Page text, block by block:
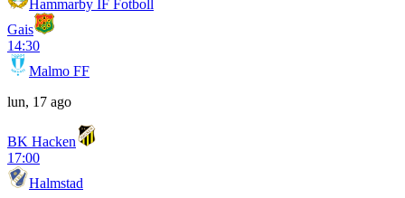
Hammarby IF Fotboll
Gais
14:30
Malmo FF
lun, 17 ago
BK Hacken
17:00
Halmstad